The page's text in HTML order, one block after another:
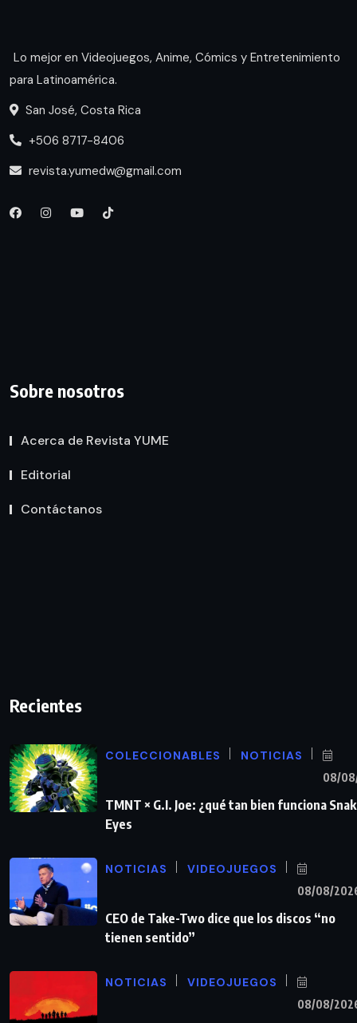
Lo mejor en Videojuegos, Anime, Cómics y Entretenimiento
para Latinoamérica.
San José, Costa Rica
+506 8717-8406
revista.yumedw@gmail.com
Sobre nosotros
Acerca de Revista YUME
Editorial
Contáctanos
Recientes
COLECCIONABLES NOTICIAS
08/
TMNT × G.I. Joe: ¿qué tan bien funciona
Eyes
NOTICIAS VIDEOJUEGOS
08/08/
CEO de Take-Two dice que los discos “no
tienen sentido”
NOTICIAS VIDEOJUEGOS
08/08/